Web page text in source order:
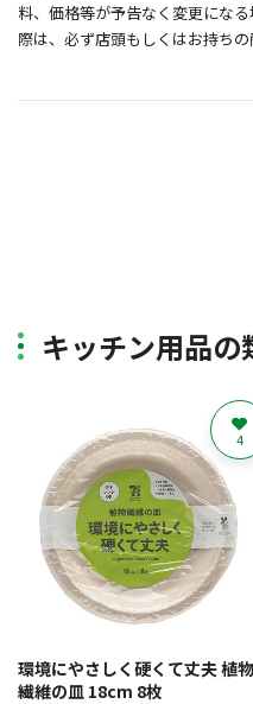
料、価格等が予告なく変更にな
際は、必ず店頭もしくはお持ちの
キッチン用品の
環境にやさしく硬くて丈夫 植物
繊維の皿 18cm 8枚
4